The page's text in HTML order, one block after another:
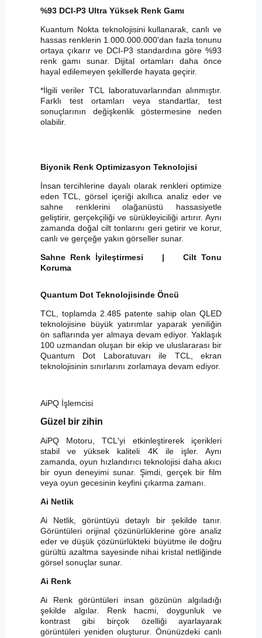
%93 DCI-P3 Ultra Yüksek Renk Gamı
Kuantum Nokta teknolojisini kullanarak, canlı ve
hassas renklerin 1.000.000.000'dan fazla tonunu
ortaya çıkarır ve DCI-P3 standardına göre %93
renk gamı sunar. Dijital ortamları daha önce
hayal edilemeyen şekillerde hayata geçirir.
*İlgili veriler TCL laboratuvarlarından alınmıştır.
Farklı test ortamları veya standartlar, test
sonuçlarının değişkenlik göstermesine neden
olabilir.
Biyonik Renk Optimizasyon Teknolojisi
İnsan tercihlerine dayalı olarak renkleri optimize
eden TCL, görsel içeriği akıllıca analiz eder ve
sahne renklerini olağanüstü hassasiyetle
geliştirir, gerçekçiliği ve sürükleyiciliği artırır. Aynı
zamanda doğal cilt tonlarını geri getirir ve korur,
canlı ve gerçeğe yakın görseller sunar.
Sahne Renk İyileştirmesi | Cilt Tonu
Koruma
Quantum Dot Teknolojisinde Öncü
TCL, toplamda 2.485 patente sahip olan QLED
teknolojisine büyük yatırımlar yaparak yeniliğin
ön saflarında yer almaya devam ediyor. Yaklaşık
100 uzmandan oluşan bir ekip ve uluslararası bir
Quantum Dot Laboratuvarı ile TCL, ekran
teknolojisinin sınırlarını zorlamaya devam ediyor.
AiPQ İşlemcisi
Güzel bir zihin
AiPQ Motoru, TCL'yi etkinleştirerek içerikleri
stabil ve yüksek kaliteli 4K ile işler. Aynı
zamanda, oyun hızlandırıcı teknolojisi daha akıcı
bir oyun deneyimi sunar. Şimdi, gerçek bir film
veya oyun gecesinin keyfini çıkarma zamanı.
Ai Netlik
Ai Netlik, görüntüyü detaylı bir şekilde tanır.
Görüntüleri orijinal çözünürlüklerine göre analiz
eder ve düşük çözünürlükteki büyütme ile doğru
gürültü azaltma sayesinde nihai kristal netliğinde
görsel sonuçlar sunar.
Ai Renk
Ai Renk görüntüleri insan gözünün algıladığı
şekilde algılar. Renk hacmi, doygunluk ve
kontrast gibi birçok özelliği ayarlayarak
görüntüleri yeniden oluşturur. Önünüzdeki canlı